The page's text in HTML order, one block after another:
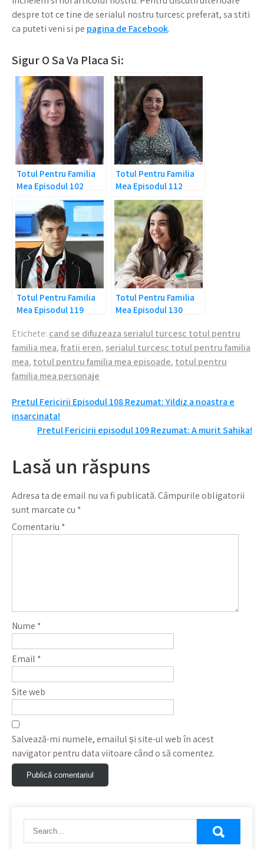
despre tot ce tine de serialul nostru turcesc preferat, sa stiti
ca puteti veni si pe pagina de Facebook.
Sigur O Sa Va Placa Si:
Totul Pentru Familia
Mea Episodul 102
Rezumat: Gata cu
minciunile!
Totul Pentru Familia
Mea Episodul 112
Rezumat: A murit
Sengul!
Totul Pentru Familia
Mea Episodul 119
rau!
Totul Pentru Familia
Mea Episodul 130
Etichete: cand se difuzeaza serialul turcesc totul pentru
familia mea,fratii eren, serialul turcesc totul pentru familia
mea, totul pentru familia mea episoade, totul pentru
familia mea personaje
Navigare
în
Pretul Fericirii Episodul 108 Rezumat: Yildiz a noastra e
insarcinata!
Pretul Fericirii episodul 109 Rezumat: A murit Sahika!
Lasă un răspuns
Adresa ta de email nu va fi publicată.Câmpurile obligatorii
sunt marcate cu *
Comentariu *
Nume *
Email *
Site web
Salvează-mi numele, emailul și site-ul web în acest
navigator pentru data viitoare când o să comentez.